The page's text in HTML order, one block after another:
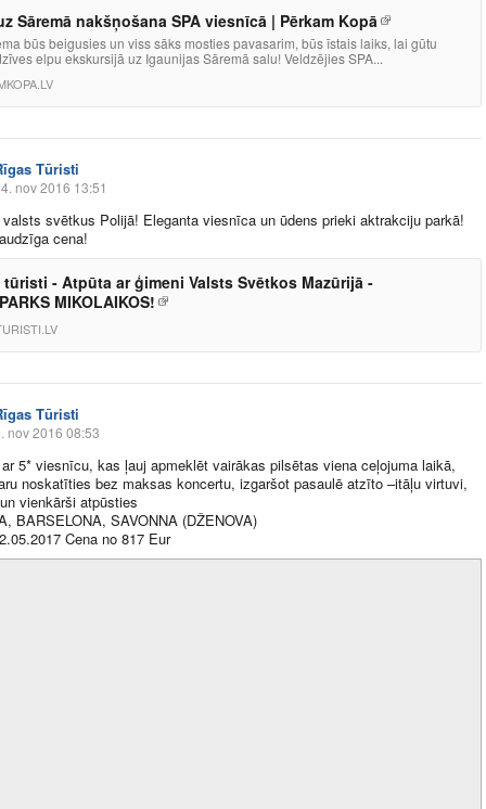
Sāremā nakšņošana SPA viesnīcā | Pērkam Kopā
būs beigusies un viss sāks mosties pavasarim, būs īstais laiks, lai gūtu
elpu ekskursijā uz Igaunijas Sāremā salu! Veldzējies SPA...
Tūristi
nov 2016 13:51
svētkus Polijā! Eleganta viesnīca un ūdens prieki aktrakciju parkā!
cena!
tūristi - Atpūta ar ģimeni Valsts Svētkos Mazūrijā -
MIKOLAIKOS!
Tūristi
nov 2016 08:53
5* viesnīcu, kas ļauj apmeklēt vairākas pilsētas viena ceļojuma laikā,
noskatīties bez maksas koncertu, izgaršot pasaulē atzīto –itāļu virtuvi,
vienkārši atpūsties
BARSELONA, SAVONNA (DŽENOVA)
Cena no 817 Eur